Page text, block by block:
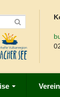
Verein